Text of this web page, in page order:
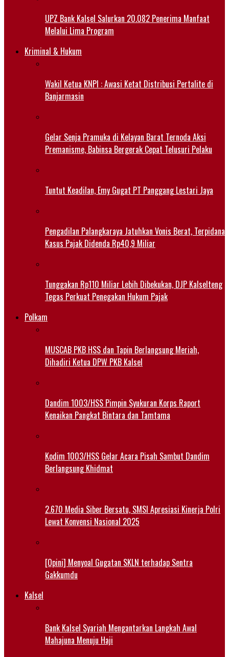
UPZ Bank Kalsel Salurkan 20.082 Penerima Manfaat
Melalui Lima Program
Kriminal & Hukum
Wakil Ketua KNPI : Awasi Ketat Distribusi Pertalite di
Banjarmasin
Gelar Senja Pramuka di Kelayan Barat Ternoda Aksi
Premanisme, Babinsa Bergerak Cepat Telusuri Pelaku
Tuntut Keadilan, Emy Gugat PT Panggang Lestari Jaya
Pengadilan Palangkaraya Jatuhkan Vonis Berat, Terpidana
Kasus Pajak Didenda Rp40,9 Miliar
Tunggakan Rp110 Miliar Lebih Dibekukan, DJP Kalselteng
Tegas Perkuat Penegakan Hukum Pajak
Polkam
MUSCAB PKB HSS dan Tapin Berlangsung Meriah,
Dihadiri Ketua DPW PKB Kalsel
Dandim 1003/HSS Pimpin Syukuran Korps Raport
Kenaikan Pangkat Bintara dan Tamtama
Kodim 1003/HSS Gelar Acara Pisah Sambut Dandim
Berlangsung Khidmat
2.670 Media Siber Bersatu, SMSI Apresiasi Kinerja Polri
Lewat Konvensi Nasional 2025
[Opini] Menyoal Gugatan SKLN terhadap Sentra
Gakkumdu
Kalsel
Bank Kalsel Syariah Mengantarkan Langkah Awal
Mahajuna Menuju Haji